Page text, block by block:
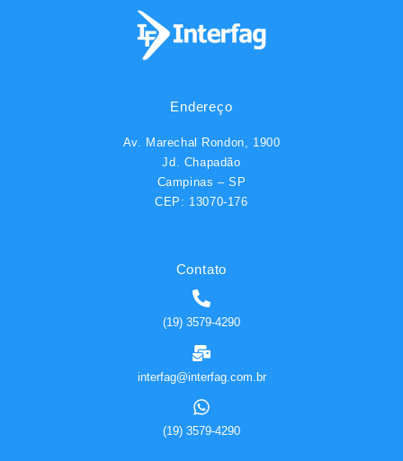
Endereço
Av. Marechal Rondon, 1900
Jd. Chapadão
Campinas – SP
CEP: 13070-176
Contato
(19) 3579-4290
interfag@interfag.com.br
(19) 3579-4290